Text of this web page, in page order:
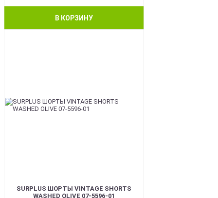
В КОРЗИНУ
SURPLUS ШОРТЫ VINTAGE SHORTS
WASHED OLIVE 07-5596-01